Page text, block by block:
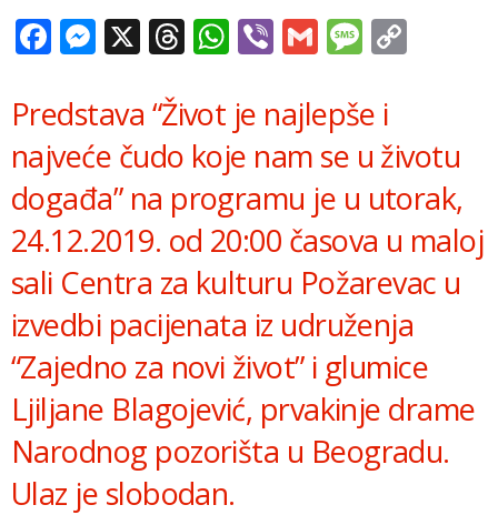
Facebook
Messenger
X Threads
WhatsApp
ViberGmail
Predstava “Život je najlepše i
najveće čudo koje nam se u životu
događa” na programu je u utorak,
24.12.2019. od 20:00 časova u maloj
sali Centra za kulturu Požarevac u
izvedbi pacijenata iz udruženja
“Zajedno za novi život” i glumice
Ljiljane Blagojević, prvakinje drame
Narodnog pozorišta u Beogradu.
Ulaz je slobodan.